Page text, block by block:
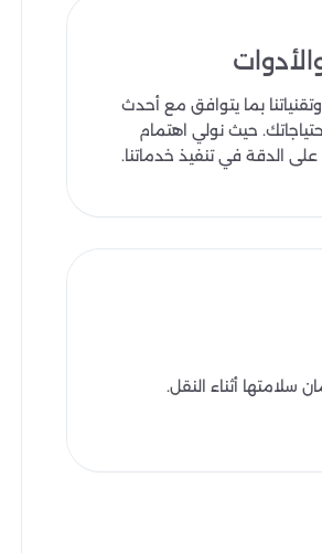
بما يتوافق مع أحدث
حيث نولي اهتمام
الدقة في تنفيذ خدماتنا.
سلامتها أثناء النقل.